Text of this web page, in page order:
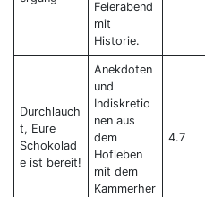
Feierabend
mit
Historie.
Durchlauch
t, Eure
Schokolad
e ist bereit!
Anekdoten
und
Indiskretio
nen aus
dem
Hofleben
mit dem
Kammerher
4.7